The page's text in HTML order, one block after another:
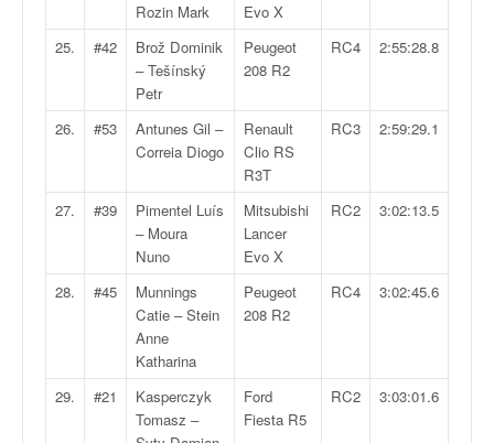
Rozin Mark
Evo X
25. #42
Brož Dominik
– Tešínský
Petr
Peugeot
208 R2
RC4 2:55:28.8
26. #53
Antunes Gil –
Correia Diogo
Renault
Clio RS
R3T
RC3 2:59:29.1
27. #39
Pimentel Luís
– Moura
Nuno
Mitsubishi
Lancer
Evo X
RC2 3:02:13.5
28. #45
Munnings
Catie – Stein
Anne
Katharina
Peugeot
208 R2
RC4 3:02:45.6
29. #21
Kasperczyk
Tomasz –
Ford
Fiesta R5
RC2 3:03:01.6